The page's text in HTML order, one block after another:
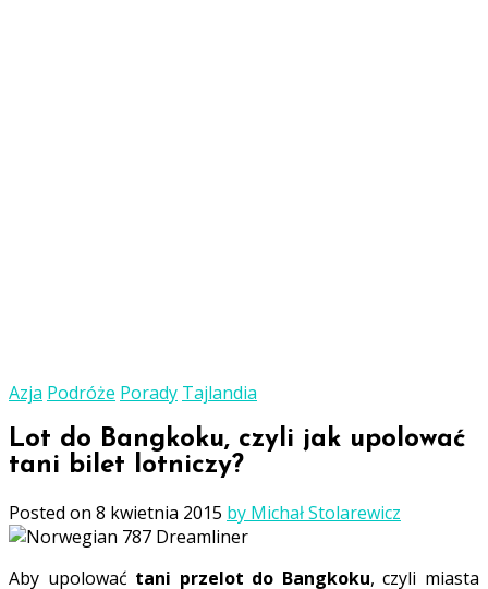
Azja Podróże Porady Tajlandia
Lot do Bangkoku, czyli jak upolować
tani bilet lotniczy?
Posted on 8 kwietnia 2015 by Michał Stolarewicz
Aby upolować tani przelot do Bangkoku, czyli miasta